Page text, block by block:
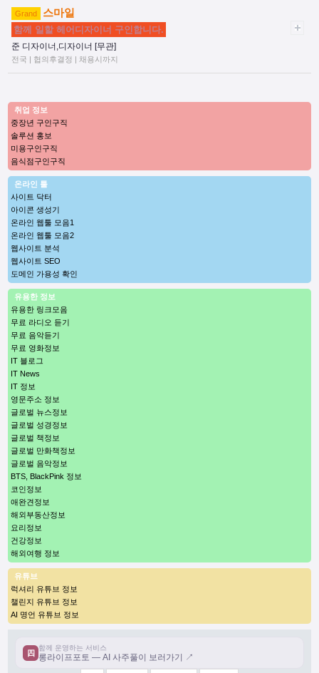
Grand 스마일
함께 일할 헤어디자이너 구인합니다.
준 디자이너,디자이너 [무관]
전국 | 협의후결정 | 채용시까지
취업 정보
중장년 구인구직
솔루션 홍보
미용구인구직
음식점구인구직
온라인 툴
사이트 닥터
아이콘 생성기
온라인 웹툴 모음1
온라인 웹툴 모음2
웹사이트 분석
웹사이트 SEO
도메인 가용성 확인
유용한 정보
유용한 링크모음
무료 라디오 듣기
무료 음악듣기
무료 영화정보
IT 블로그
IT News
IT 정보
영문주소 정보
글로벌 뉴스정보
글로벌 성경정보
글로벌 책정보
글로벌 만화책정보
글로벌 음악정보
BTS, BlackPink 정보
코인정보
애완견정보
해외부동산정보
요리정보
건강정보
해외여행 정보
유튜브
럭셔리 유튜브 정보
챌린지 유튜브 정보
AI 명언 유튜브 정보
四
함께 운영하는 서비스
롱라이프포토 — AI 사주풀이 보러가기 ↗